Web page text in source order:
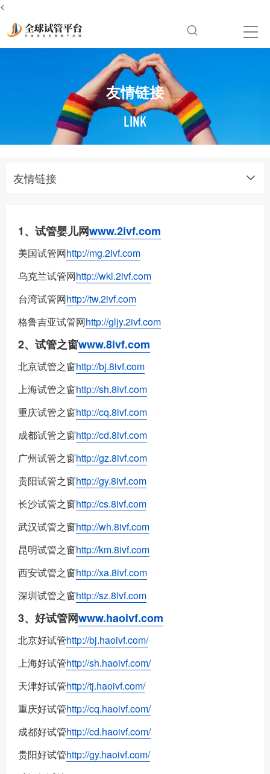
<
友情链接
LINK
友情链接
1、试管婴儿网www.2ivf.com
美国试管网http://mg.2ivf.com
乌克兰试管网http://wkl.2ivf.com
台湾试管网http://tw.2ivf.com
格鲁吉亚试管网http://gljy.2ivf.com
2、试管之窗www.8ivf.com
北京试管之窗http://bj.8ivf.com
上海试管之窗http://sh.8ivf.com
重庆试管之窗http://cq.8ivf.com
成都试管之窗http://cd.8ivf.com
广州试管之窗http://gz.8ivf.com
贵阳试管之窗http://gy.8ivf.com
长沙试管之窗http://cs.8ivf.com
武汉试管之窗http://wh.8ivf.com
昆明试管之窗http://km.8ivf.com
西安试管之窗http://xa.8ivf.com
深圳试管之窗http://sz.8ivf.com
3、好试管网www.haoivf.com
北京好试管http://bj.haoivf.com/
上海好试管http://sh.haoivf.com/
天津好试管http://tj.haoivf.com/
重庆好试管http://cq.haoivf.com/
成都好试管http://cd.haoivf.com/
贵阳好试管http://gy.haoivf.com/